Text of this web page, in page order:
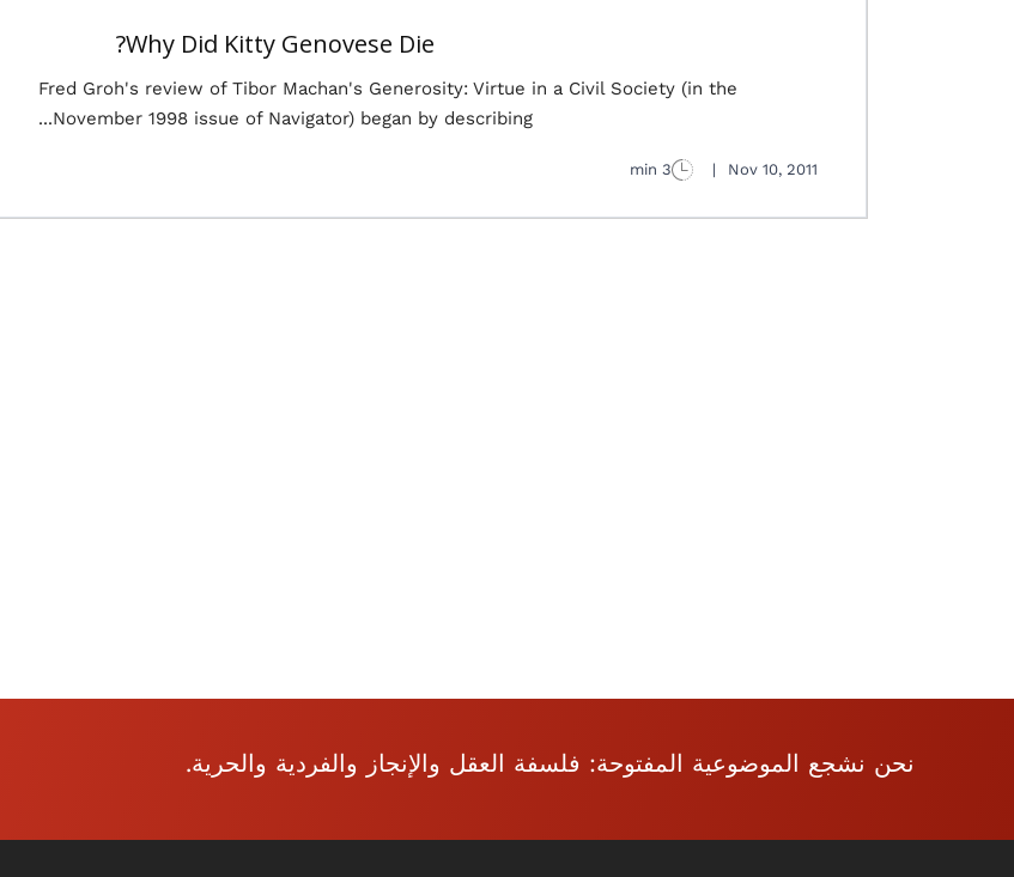
Why Did Kitty Genovese Die?
Fred Groh's review of Tibor Machan's Generosity: Virtue in a Civil Society (in the
November 1998 issue of Navigator) began by describing...
Nov 10, 2011
|
3 min
نحن نشجع الموضوعية المفتوحة: فلسفة العقل والإنجاز والفردية والحرية.